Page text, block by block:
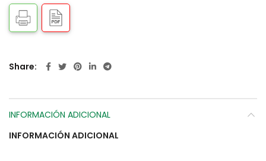
Share
INFORMACIÓN ADICIONAL
INFORMACIÓN ADICIONAL